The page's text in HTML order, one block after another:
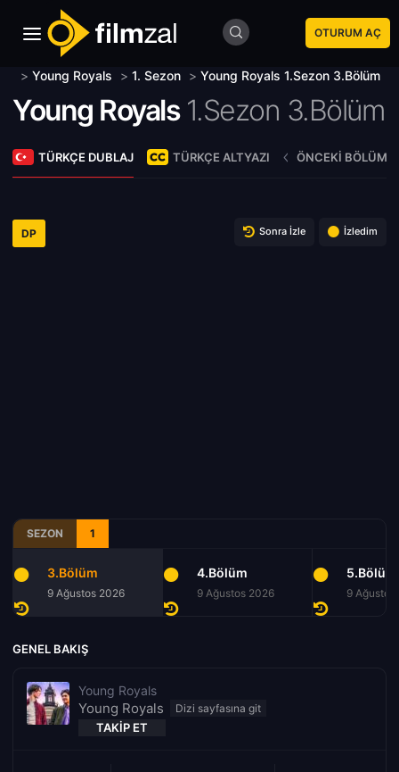
OTURUM AÇ
> Young Royals > 1. Sezon > Young Royals 1.Sezon 3.Bölüm
Young Royals 1.Sezon 3.Bölüm
TÜRKÇE DUBLAJ TÜRKÇE ALTYAZI ÖNCEKI BÖLÜM
DP Sonra İzle İzledim
SEZON 1
3.Bölüm
9 Ağustos 2026
4.Bölüm
9 Ağustos 2026
5.Bölüm
9 Ağustos
GENEL BAKIŞ
Young Royals
Young Royals
TAKIP ET